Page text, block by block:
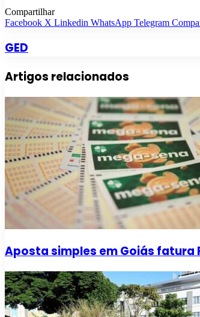
Compartilhar
Facebook X Linkedin WhatsApp Telegram
GED
Artigos relacionados
Aposta simples em Goiás fatura